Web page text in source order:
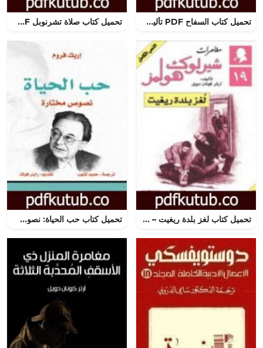
تحميل كتاب السفاح PDF تأليف ألفريد هيتشكوك مجانا [كامل] تحميل كتاب صلاة تشرنوبل PDF تأليف سفيتلانا ألكسييفيتش مجانا [كامل]
تحميل كتاب لغز بلدة ريغيت – مغامرات شيرلوك هولمز PDF تأليف آرثر كونان دويل مجانا [كامل] تحميل كتاب حب الحياة: نصوص مختارة PDF تأليف إريك فروم مجانا [كامل]